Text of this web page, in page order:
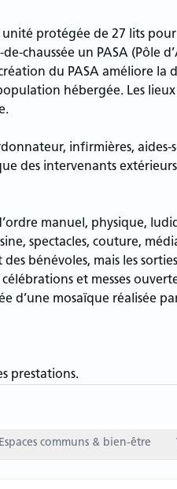
protégée de 27 lits pour
chaussée un PASA (Pôle
du PASA améliore la
hébergée. Les
infirmières, aides-
des intervenants extérieurs
manuel, physique,
spectacles, couture,
bénévoles, mais les
et messes
d’une mosaïque réalisée
prestations.
Espaces communs & bien-être